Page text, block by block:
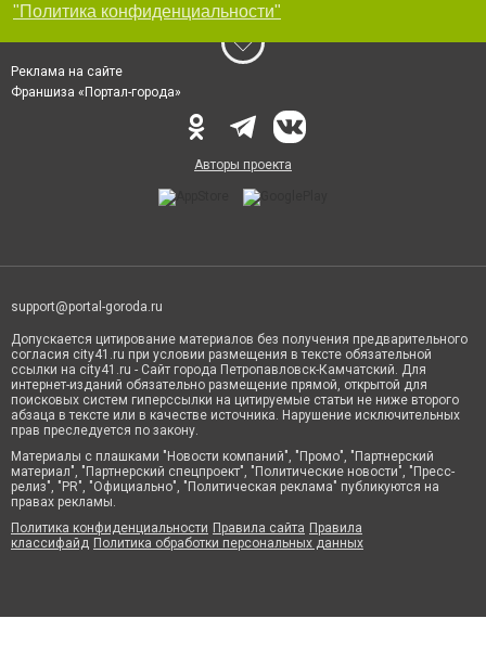
"Политика конфиденциальности"
Реклама на сайте
Франшиза «Портал-города»
Авторы проекта
support@portal-goroda.ru
Допускается цитирование материалов без получения предварительного
согласия city41.ru при условии размещения в тексте обязательной
ссылки на city41.ru - Сайт города Петропавловск-Камчатский. Для
интернет-изданий обязательно размещение прямой, открытой для
поисковых систем гиперссылки на цитируемые статьи не ниже второго
абзаца в тексте или в качестве источника. Нарушение исключительных
прав преследуется по закону.
Материалы с плашками "Новости компаний", "Промо", "Партнерский
материал", "Партнерский спецпроект", "Политические новости", "Пресс-
релиз", "PR", "Официально", "Политическая реклама" публикуются на
правах рекламы.
Политика конфиденциальности Правила сайта Правила
классифайд Политика обработки персональных данных